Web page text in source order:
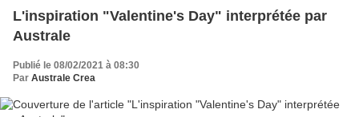
L'inspiration "Valentine's Day" interprétée par
Australe
Publié le 08/02/2021 à 08:30
Par Australe Crea